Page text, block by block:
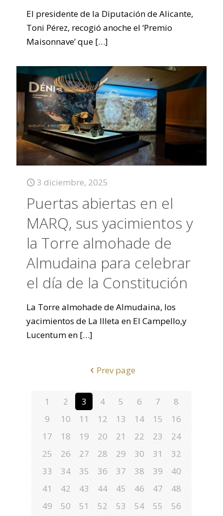
El presidente de la Diputación de Alicante,
Toni Pérez, recogió anoche el ‘Premio
Maisonnave’ que […]
3 diciembre, 2025
Puertas abiertas en el
MARQ, sus yacimientos y
la Torre almohade de
Almudaina para celebrar
el día de la Constitución
La Torre almohade de Almudaina, los
yacimientos de La Illeta en El Campello,y
Lucentum en […]
Prev page
1 2 3 4 5 6 7
8
9
10 11 12 13 14 15
16
17
18 19 20 21 22 23
24
25
26 27 28 29 30 31
32
33
34 35 36 37 38 39
40
41
42 43 44 45 46 47
48
49
50 51 52 53 54 55
56